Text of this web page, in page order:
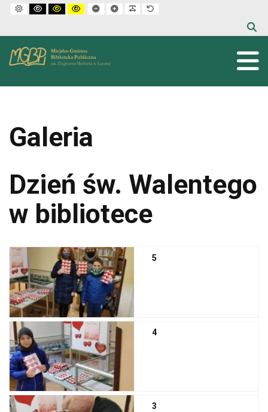
Default mode
High contrast black white mode
High contrast black yellow mode
High contrast yellow black mode
Set smaller font
Set larger font
Make font more readable
Galeria
Dzień św. Walentego
w bibliotece
5
4
3